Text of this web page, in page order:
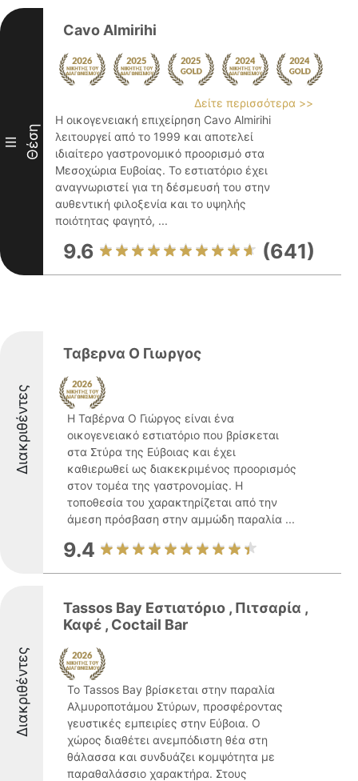
III Θέση
Cavo Almirihi
Δείτε περισσότερα >>
Η οικογενειακή επιχείρηση Cavo Almirihi
λειτουργεί από το 1999 και αποτελεί
ιδιαίτερο γαστρονομικό προορισμό στα
Μεσοχώρια Ευβοίας. Το εστιατόριο έχει
αναγνωριστεί για τη δέσμευσή του στην
αυθεντική φιλοξενία και το υψηλής
ποιότητας φαγητό, ...
9.6 (641)
Διακριθέντες
Ταβερνα Ο Γιωργος
Η Ταβέρνα Ο Γιώργος είναι ένα
οικογενειακό εστιατόριο που βρίσκεται
στα Στύρα της Εύβοιας και έχει
καθιερωθεί ως διακεκριμένος προορισμός
στον τομέα της γαστρονομίας. Η
τοποθεσία του χαρακτηρίζεται από την
άμεση πρόσβαση στην αμμώδη παραλία ...
9.4
Διακριθέντες
Tassos Bay Εστιατόριο , Πιτσαρία ,
Καφέ , Coctail Bar
Το Tassos Bay βρίσκεται στην παραλία
Αλμυροποτάμου Στύρων, προσφέροντας
γευστικές εμπειρίες στην Εύβοια. Ο
χώρος διαθέτει ανεμπόδιστη θέα στη
θάλασσα και συνδυάζει κομψότητα με
παραθαλάσσιο χαρακτήρα. Στους